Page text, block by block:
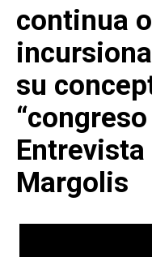
continua
su
Margolis